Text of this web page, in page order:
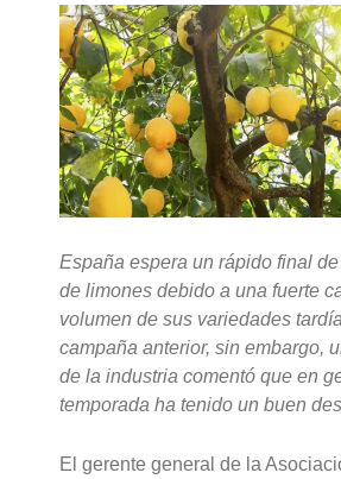
España espera un rápido final
de limones debido a una fuerte
volumen de sus variedades
campaña anterior, sin embargo,
de la industria comentó que en
temporada ha tenido un buen
El gerente general de la